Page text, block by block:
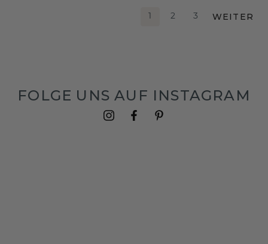
1 2 3 WEITER
FOLGE UNS AUF INSTAGRAM